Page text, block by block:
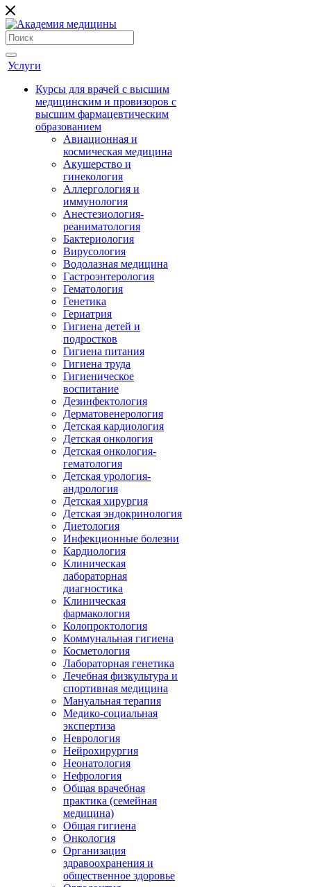
Услуги
Курсы для врачей с высшим
медицинским и провизоров с
высшим фармацевтическим
образованием
Авиационная и
космическая медицина
Акушерство и
гинекология
Аллергология и
иммунология
Анестезиология-
реаниматология
Бактериология
Вирусология
Водолазная медицина
Гастроэнтерология
Гематология
Генетика
Гериатрия
Гигиена детей и
подростков
Гигиена питания
Гигиена труда
Гигиеническое
воспитание
Дезинфектология
Дерматовенерология
Детская кардиология
Детская онкология
Детская онкология-
гематология
Детская урология-
андрология
Детская хирургия
Детская эндокринология
Диетология
Инфекционные болезни
Кардиология
Клиническая
лабораторная
диагностика
Клиническая
фармакология
Колопроктология
Коммунальная гигиена
Косметология
Лабораторная генетика
Лечебная физкультура и
спортивная медицина
Мануальная терапия
Медико-социальная
экспертиза
Неврология
Нейрохирургия
Неонатология
Нефрология
Общая врачебная
практика (семейная
медицина)
Общая гигиена
Онкология
Организация
здравоохранения и
общественное здоровье